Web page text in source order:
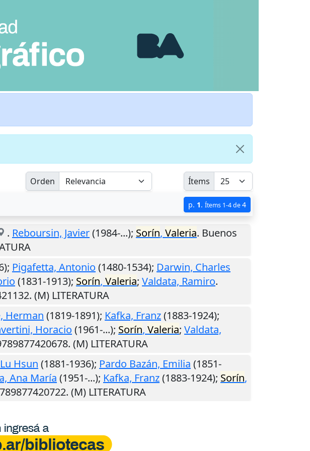
Orden Ítems
p. 1. Ítems 1-4 de4
. Reboursin, Javier(1984-...); Sorín, Valeria. Buenos
Pigafetta, Antonio (1480-1534); Darwin, Charles
(1831-1913); Sorín, Valeria; Valdata, Ramiro.
(M) LITERATURA
Herman (1819-1891); Kafka, Franz(1883-1924);
Horacio (1961-...); Sorín, Valeria; Valdata,
(M) LITERATURA
Lu Hsun (1881-1936); Pardo Bazán, Emilia (1851-
Ana María (1951-...); Kafka, Franz(1883-1924); Sorín,
(M) LITERATURA